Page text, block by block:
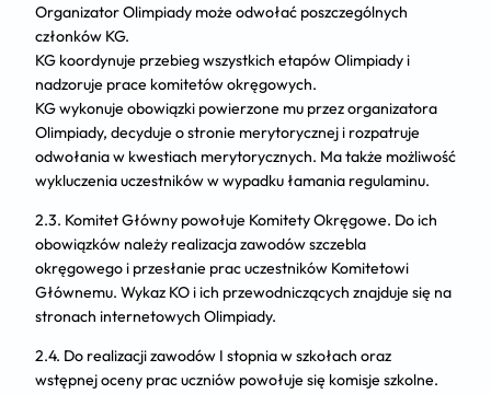
Organizator Olimpiady może odwołać poszczególnych
członków KG.
KG koordynuje przebieg wszystkich etapów Olimpiady i
nadzoruje prace komitetów okręgowych.
KG wykonuje obowiązki powierzone mu przez organizatora
Olimpiady, decyduje o stronie merytorycznej i rozpatruje
odwołania w kwestiach merytorycznych. Ma także możliwość
wykluczenia uczestników w wypadku łamania regulaminu.
2.3. Komitet Główny powołuje Komitety Okręgowe. Do ich
obowiązków należy realizacja zawodów szczebla
okręgowego i przesłanie prac uczestników Komitetowi
Głównemu. Wykaz KO i ich przewodniczących znajduje się na
stronach internetowych Olimpiady.
2.4. Do realizacji zawodów I stopnia w szkołach oraz
wstępnej oceny prac uczniów powołuje się komisje szkolne.